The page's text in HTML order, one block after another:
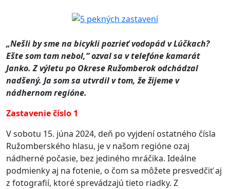
„Nešli by sme na bicykli pozrieť vodopád v Lúčkach?
Ešte som tam nebol,“ ozval sa v telefóne kamarát
Janko. Z výletu po Okrese Ružomberok odchádzal
nadšený. Ja som sa utvrdil v tom, že žijeme v
nádhernom regióne.
Zastavenie číslo 1
V sobotu 15. júna 2024, deň po vyjdení ostatného čísla
Ružomberského hlasu, je v našom regióne ozaj
nádherné počasie, bez jediného mráčika. Ideálne
podmienky aj na fotenie, o čom sa môžete presvedčiť aj
z fotografií, ktoré sprevádzajú tieto riadky. Z